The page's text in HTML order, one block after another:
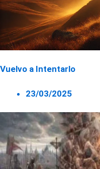
Vuelvo a Intentarlo
23/03/2025